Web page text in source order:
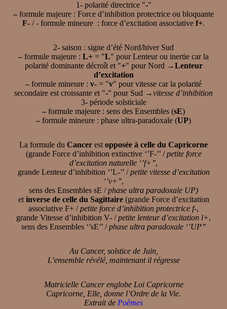
1- polarité directrice "-"
– formule majeure : Force d’inhibition protectrice ou bloquante
F- / - formule mineure : force d’excitation associative f+.
2- saison : signe d’été Nord/hiver Sud
– formule majeure : L+ = "L" pour Lenteur ou inertie car la
polarité dominante décroît et "+" pour Nord →Lenteur
d’excitation
– formule mineure : v- = "v" pour vitesse car la polarité
secondaire est croissante et "-" pour Sud →vitesse d’inhibition
3- période solsticiale
– formule majeure : sens des Ensembles (sE)
– formule mineure : phase ultra-paradoxale (UP)
La formule du Cancer estopposée à celle du Capricorne
(grande Force d’inhibition extinctive ‘’F-’’ /petite force
d’excitation naturelle ‘’f+’’,
grande Lenteur d’inhibition ‘’L-’’ /petite vitesse d’excitation
‘’v+’’,
sens des Ensembles sE /phase ultra paradoxale UP)
etinverse de celle du Sagittaire(grande Force d’excitation
associative F+ /petite force d’inhibition protectrice f-,
grande Vitesse d’inhibition V- /petite lenteur d’excitation l+,
sens des Ensembles ‘’sE’’ /phase ultra paradoxale ‘’UP’’
Au Cancer, solstice de Juin,
L’ensemble révélé, maintenant il régresse
Matricielle Cancer englobe Loi Capricorne
Capricorne, Elle, donne l’Ordre de la Vie.
Extrait de Poèmes